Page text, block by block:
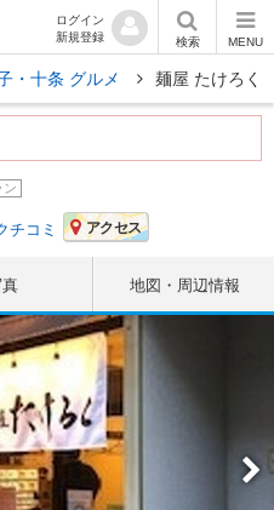
ログイン
新規登録
検索 MENU
・十条 グルメ 麺屋 たけろく
ン
チコミ アクセス
地図・周辺情報